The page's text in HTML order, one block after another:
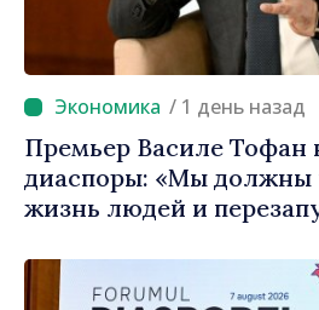
/ 1 день назад
Премьер Василе Тофан
диаспоры: «Мы должны
жизнь людей и